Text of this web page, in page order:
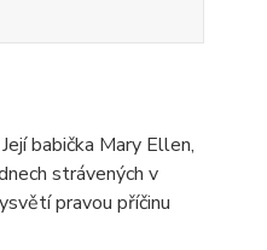
babička Mary Ellen,
strávených v
pravou příčinu